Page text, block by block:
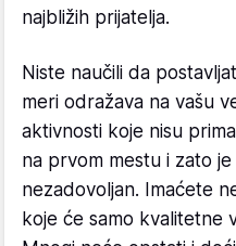
najbližih prijatelja.
Niste naučili da
meri odražava na vašu
aktivnosti koje nisu
na prvom mestu i zato
nezadovoljan. Imaćete
koje će samo kvalitetne